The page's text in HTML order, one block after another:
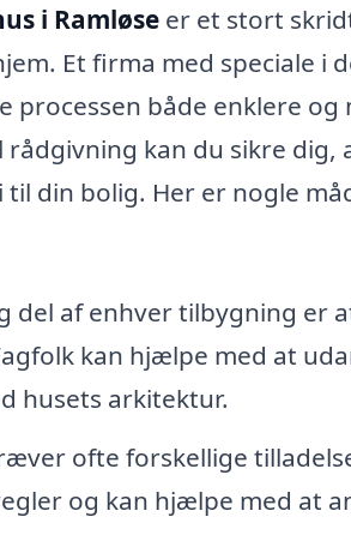
i Ramløse er et stort
Et firma med speciale i
både enklere og
kan du sikre dig,
din bolig. Her er nogle
del af enhver tilbygning er
kan hjælpe med at
husets arkitektur.
ofte forskellige
og kan hjælpe med at